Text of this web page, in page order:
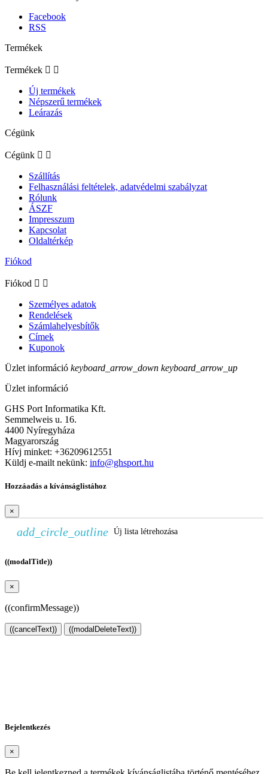
Facebook
RSS
Termékek
Termékek  
Új termékek
Népszerű termékek
Leárazás
Cégünk
Cégünk  
Szállítás
Felhasználási feltételek, adatvédelmi szabályzat
Rólunk
ÁSZF
Impresszum
Kapcsolat
Oldaltérkép
Fiókod
Fiókod  
Személyes adatok
Rendelések
Számlahelyesbítők
Címek
Kuponok
Üzlet információ keyboard_arrow_down keyboard_arrow_up
Üzlet információ
GHS Port Informatika Kft.
Semmelweis u. 16.
4400 Nyíregyháza
Magyarország
Hívj minket: +36209612551
Küldj e-mailt nekünk: info@ghsport.hu
Hozzáadás a kívánságlistához
×
add_circle_outline Új lista létrehozása
((modalTitle))
×
((confirmMessage))
((cancelText)) ((modalDeleteText))
Bejelentkezés
×